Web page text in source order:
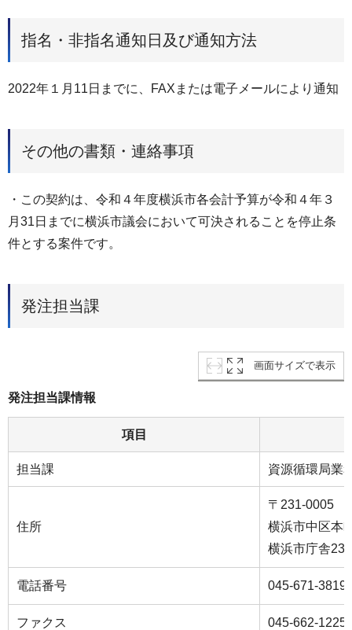
指名・非指名通知日及び通知方法
2022年１月11日までに、FAXまたは電子メールにより通知
その他の書類・連絡事項
・この契約は、令和４年度横浜市各会計予算が令和４年３
月31日までに横浜市議会において可決されることを停止条
件とする案件です。
発注担当課
画面サイズで表示
発注担当課情報
項目
担当課 資源循環局業
住所
〒231-0005
横浜市中区本
横浜市庁舎23
電話番号 045-671-3819
ファクス 045-662-1225